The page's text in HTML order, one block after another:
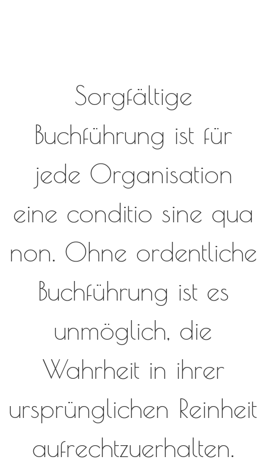
Sorgfältige
Buchführung ist für
jede Organisation
eine conditio sine qua
non. Ohne ordentliche
Buchführung ist es
unmöglich, die
Wahrheit in ihrer
ursprünglichen Reinheit
aufrechtzuerhalten.